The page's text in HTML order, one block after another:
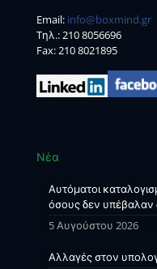
Email: info@boxmind.gr
Tηλ.:210 8056696
Fax: 210 8021895
Νέα
Αυτόματοι
όσους δεν
5 Αυγούστου 2026
Αλλαγές στον